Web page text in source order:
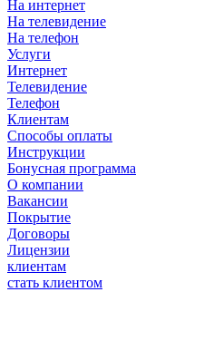
На интернет
На телевидение
На телефон
Услуги
Интернет
Телевидение
Телефон
Клиентам
Способы оплаты
Инструкции
Бонусная программа
О компании
Вакансии
Покрытие
Договоры
Лицензии
клиентам
стать клиентом